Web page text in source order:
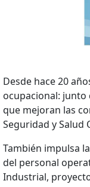
Desde hace 20
ocupacional: junto
que mejoran las
Seguridad y Salud
También impulsa
del personal
Industrial,